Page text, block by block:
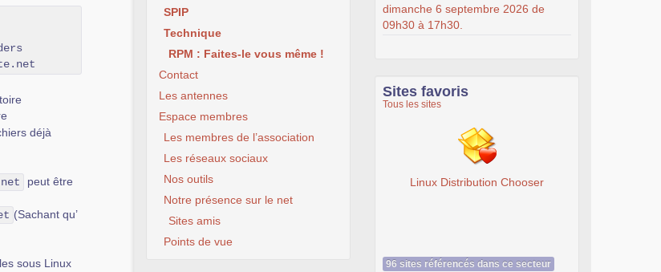
déjà
peut être
(Sachant qu’
sous Linux
SPIP
Technique
RPM : Faites-le vous même !
Contact
Les antennes
Espace membres
Les membres de l’association
Les réseaux sociaux
Nos outils
Notre présence sur le net
Sites amis
Points de vue
dimanche 6 septembre 2026 de
09h30 à 17h30.
Sites favoris
Tous les sites
96 sites référencés dans ce secteur